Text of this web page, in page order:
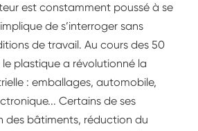
est constamment poussé à se
de s’interroger sans
de travail. Au cours des 50
le plastique a révolutionné la
: emballages, automobile,
Certains de ses
des bâtiments, réduction du